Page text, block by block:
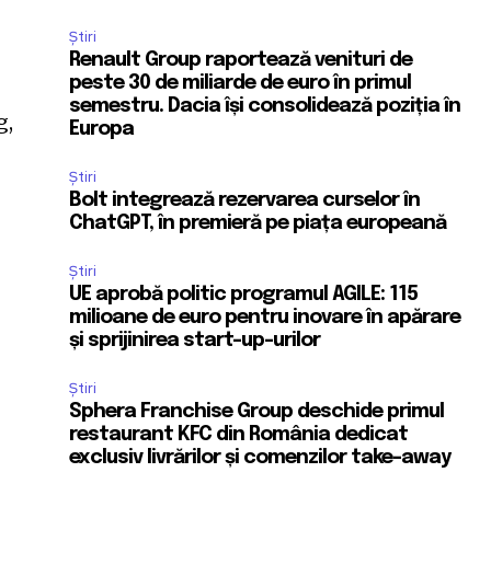
Știri
Renault Group raportează venituri de
peste 30 de miliarde de euro în primul
semestru. Dacia își consolidează poziția în
Europa
Știri
Bolt integrează rezervarea curselor în
ChatGPT, în premieră pe piața europeană
Știri
UE aprobă politic programul AGILE: 115
milioane de euro pentru inovare în apărare
și sprijinirea start-up-urilor
Știri
Sphera Franchise Group deschide primul
restaurant KFC din România dedicat
exclusiv livrărilor și comenzilor take-away